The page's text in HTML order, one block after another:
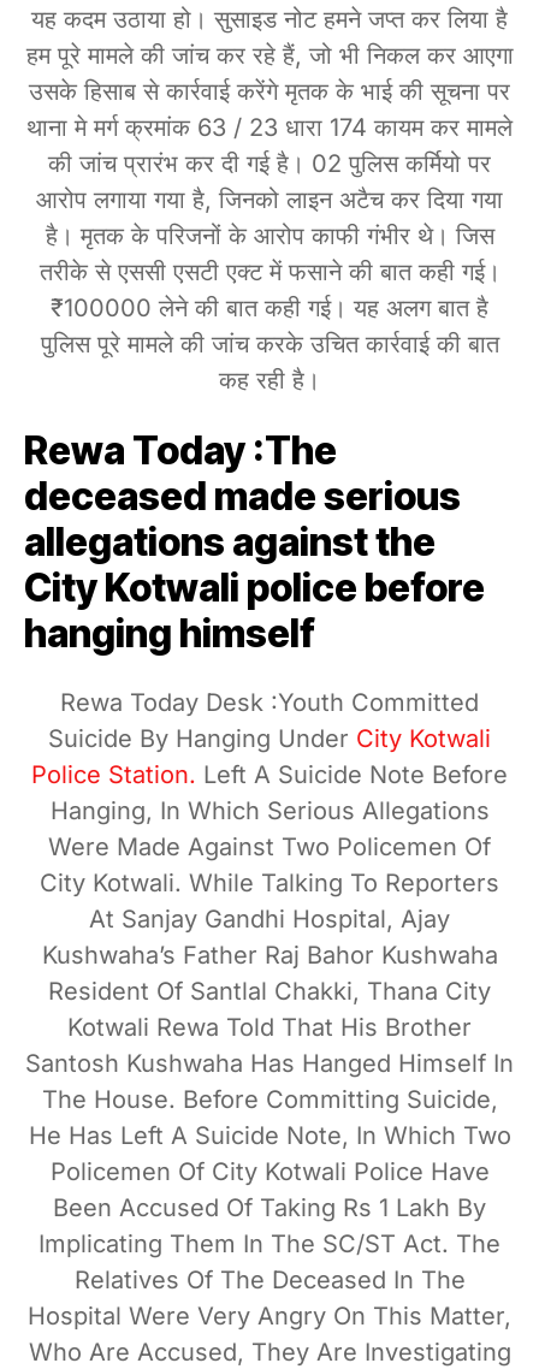
यह कदम उठाया हो। सुसाइड नोट हमने जप्त कर लिया है
हम पूरे मामले की जांच कर रहे हैं, जो भी निकल कर आएगा
उसके हिसाब से कार्रवाई करेंगे मृतक के भाई की सूचना पर
थाना मे मर्ग क्रमांक 63 / 23 धारा 174 कायम कर मामले
की जांच प्रारंभ कर दी गई है। 02 पुलिस कर्मियो पर
आरोप लगाया गया है, जिनको लाइन अटैच कर दिया गया
है। मृतक के परिजनों के आरोप काफी गंभीर थे। जिस
तरीके से एससी एसटी एक्ट में फसाने की बात कही गई।
₹100000 लेने की बात कही गई। यह अलग बात है
पुलिस पूरे मामले की जांच करके उचित कार्रवाई की बात
कह रही है।
Rewa Today :The
deceased made serious
allegations against the
City Kotwali police before
hanging himself
Rewa Today Desk :Youth Committed
Suicide By Hanging Under City Kotwali
Police Station. Left A Suicide Note Before
Hanging, In Which Serious Allegations
Were Made Against Two Policemen Of
City Kotwali. While Talking To Reporters
At Sanjay Gandhi Hospital, Ajay
Kushwaha’s Father Raj Bahor Kushwaha
Resident Of Santlal Chakki, Thana City
Kotwali Rewa Told That His Brother
Santosh Kushwaha Has Hanged Himself In
The House. Before Committing Suicide,
He Has Left A Suicide Note, In Which Two
Policemen Of City Kotwali Police Have
Been Accused Of Taking Rs 1 Lakh By
Implicating Them In The SC/ST Act. The
Relatives Of The Deceased In The
Hospital Were Very Angry On This Matter,
Who Are Accused, They Are Investigating